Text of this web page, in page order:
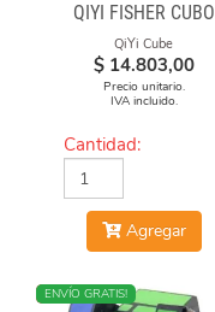
QIYI FISHER CUBO
QiYi Cube
$ 14.803,00
Precio unitario.
IVA incluido.
Cantidad:
Agregar
NUEVO
ENVÍO GRATIS!